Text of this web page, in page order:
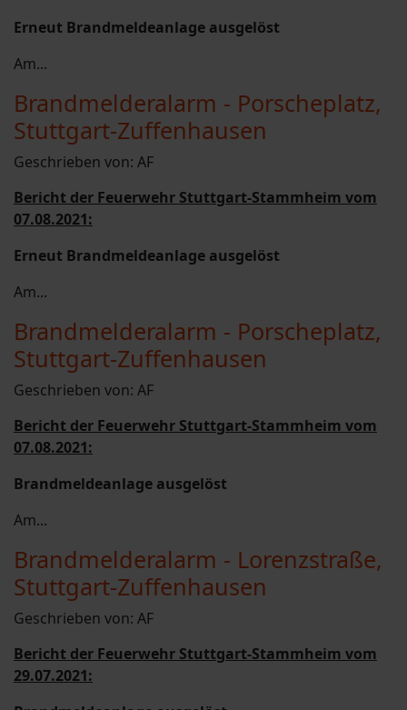
Erneut Brandmeldeanlage ausgelöst
Am...
Brandmelderalarm - Porscheplatz,
Stuttgart-Zuffenhausen
Geschrieben von: AF
Bericht der Feuerwehr Stuttgart-Stammheim vom
07.08.2021:
Erneut Brandmeldeanlage ausgelöst
Am...
Brandmelderalarm - Porscheplatz,
Stuttgart-Zuffenhausen
Geschrieben von: AF
Bericht der Feuerwehr Stuttgart-Stammheim vom
07.08.2021:
Brandmeldeanlage ausgelöst
Am...
Brandmelderalarm - Lorenzstraße,
Stuttgart-Zuffenhausen
Geschrieben von: AF
Bericht der Feuerwehr Stuttgart-Stammheim vom
29.07.2021: